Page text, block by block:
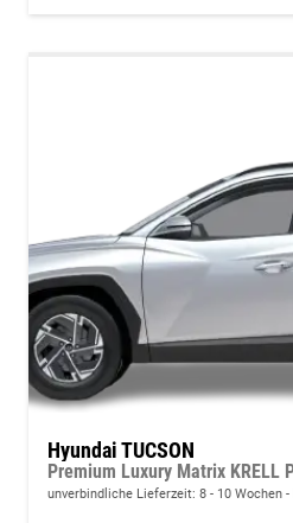
Hyundai TUCSON
Premium Luxury Matrix KRELL
unverbindliche Lieferzeit: 8 - 10 Wochen